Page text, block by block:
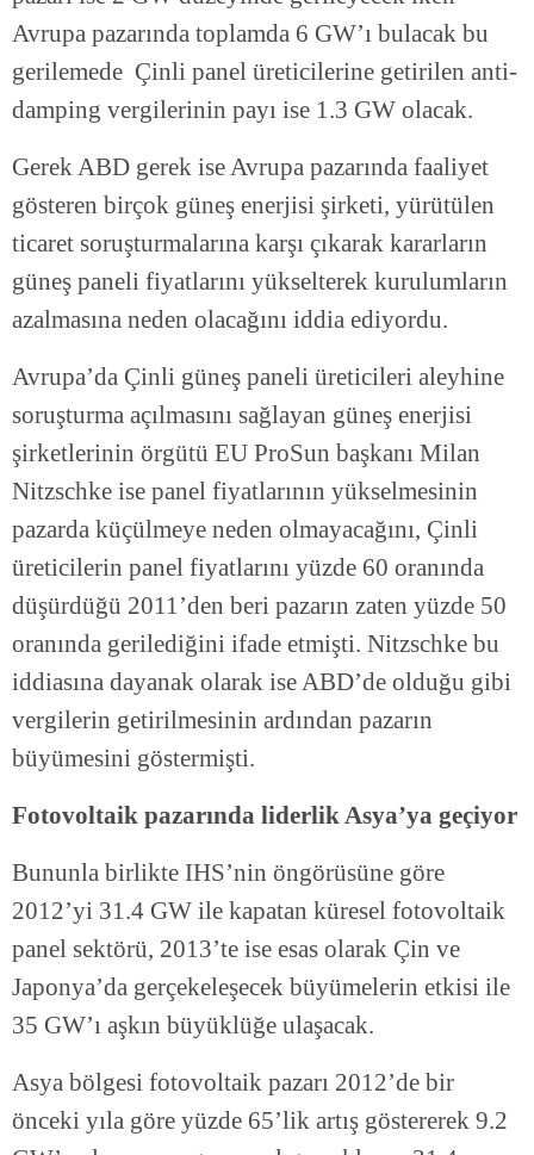
Avrupa pazarında toplamda 6 GW’ı bulacak bu
gerilemede Çinli panel üreticilerine getirilen anti-
damping vergilerinin payı ise 1.3 GW olacak.
Gerek ABD gerek ise Avrupa pazarında faaliyet
gösteren birçok güneş enerjisi şirketi, yürütülen
ticaret soruşturmalarına karşı çıkarak kararların
güneş paneli fiyatlarını yükselterek kurulumların
azalmasına neden olacağını iddia ediyordu.
Avrupa’da Çinli güneş paneli üreticileri aleyhine
soruşturma açılmasını sağlayan güneş enerjisi
şirketlerinin örgütü EU ProSun başkanı Milan
Nitzschke ise panel fiyatlarının yükselmesinin
pazarda küçülmeye neden olmayacağını, Çinli
üreticilerin panel fiyatlarını yüzde 60 oranında
düşürdüğü 2011’den beri pazarın zaten yüzde 50
oranında gerilediğini ifade etmişti. Nitzschke bu
iddiasına dayanak olarak ise ABD’de olduğu gibi
vergilerin getirilmesinin ardından pazarın
büyümesini göstermişti.
Fotovoltaik pazarında liderlik Asya’ya geçiyor
Bununla birlikte IHS’nin öngörüsüne göre
2012’yi 31.4 GW ile kapatan küresel fotovoltaik
panel sektörü, 2013’te ise esas olarak Çin ve
Japonya’da gerçekeleşecek büyümelerin etkisi ile
35 GW’ı aşkın büyüklüğe ulaşacak.
Asya bölgesi fotovoltaik pazarı 2012’de bir
önceki yıla göre yüzde 65’lik artış göstererek 9.2